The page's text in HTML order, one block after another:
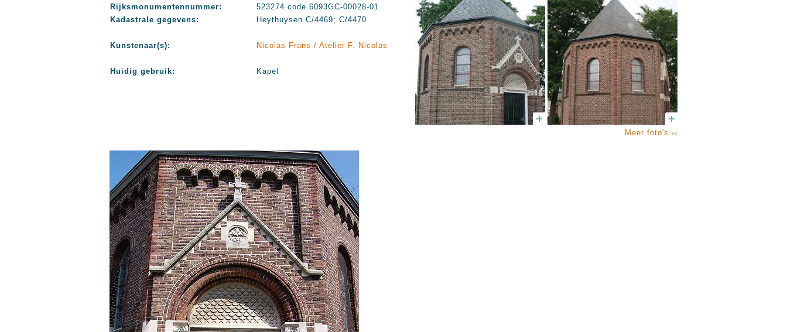
Rijksmonumentennummer:
523274 code 6093GC-00028-01
Kadastrale gegevens:
Heythuysen C/4469; C/4470
Kunstenaar(s): Nicolas Frans / Atelier F. Nicolas
Huidig gebruik: Kapel
Meer foto's ››